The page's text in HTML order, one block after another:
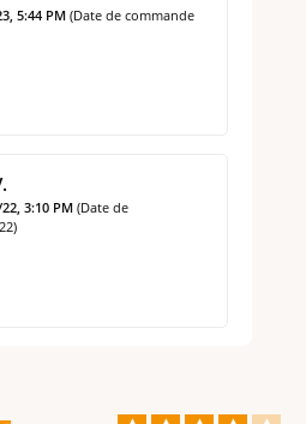
5:44 PM(Date de commande
3:10 PM (Date de